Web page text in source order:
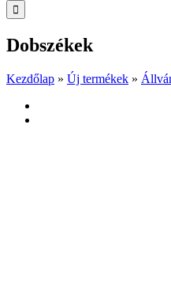
Dobszékek
Kezdőlap » Új termékek »